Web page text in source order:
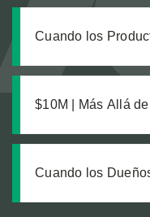
Cuando los
$10M | Más Allá
Cuando los